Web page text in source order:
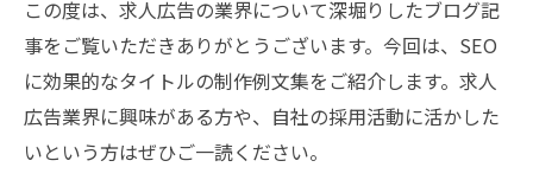
この度は、求人広告の業界について深堀りしたブログ記
事をご覧いただきありがとうございます。今回は、SEO
に効果的なタイトルの制作例文集をご紹介します。求人
広告業界に興味がある方や、自社の採用活動に活かした
いという方はぜひご一読ください。